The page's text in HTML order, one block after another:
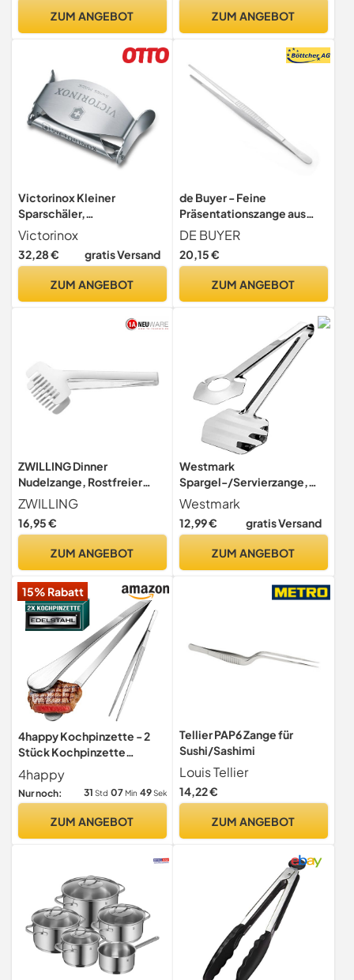
spülmaschinengeeignet,
ZUM ANGEBOT
Kaffee, Drink,
ZUM ANGEBOT
Victorinox Kleiner
Sparschäler,
Kartoffelschäler mit Extra
Scharfer Klinge
Victorinox
32,28 € gratis Versand
ZUM ANGEBOT
de Buyer - Feine
Präsentationszange aus
Edelstahl - Länge 30 cm -
4238.30, Grau
DE BUYER
20,15 €
ZUM ANGEBOT
ZWILLING Dinner
Nudelzange, Rostfreier
Edelstahl, Silber-poliert
ZWILLING
16,95 €
ZUM ANGEBOT
Westmark
Spargel-/Servierzange,
Länge: 24,2 cm, Rostfreier
Edelstahl, Farbe: Silber,
12802270
Westmark
12,99 € gratis Versand
ZUM ANGEBOT
15% Rabatt
4happy Kochpinzette - 2
Stück Kochpinzette
Edelstahl Set, Silber
4happy
Nur noch: 31 Std 07 Min 48Sek
ZUM ANGEBOT
Tellier PAP6 Zange für
Sushi/Sashimi
Louis Tellier
14,22 €
ZUM ANGEBOT